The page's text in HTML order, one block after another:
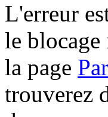
L'erreur
le blocage
la page
trouverez